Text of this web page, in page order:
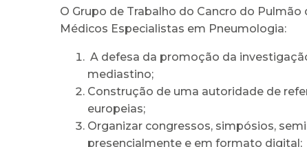
O Grupo de Trabalho do Cancro do
Médicos Especialistas em Pneumologia:
A defesa da promoção da
mediastino;
Construção de uma autoridade de
europeias;
Organizar congressos, simpósios,
presencialmente e em formato digital;